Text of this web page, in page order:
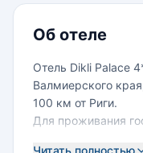
Об отеле
Отель Dikli Palace
Валмиерского
100 км от Риги.
Для проживания
Читать полностью